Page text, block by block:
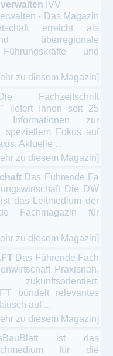
IVV
- Das Magazin
erreicht als
überregionale
und
zu diesem Magazin]
Die Fachzeitschrift
liefert Ihnen seit 25
Informationen zur
speziellem Fokus auf
Aktuelle ...
zu diesem Magazin]
Das Führende Fa
Die DW
das Leitmedium der
Fachmagazin für
zu diesem Magazin]
Das Führende Fach
Praxisnah,
bündelt relevantes
auf ...
zu diesem Magazin]
ist das
für die